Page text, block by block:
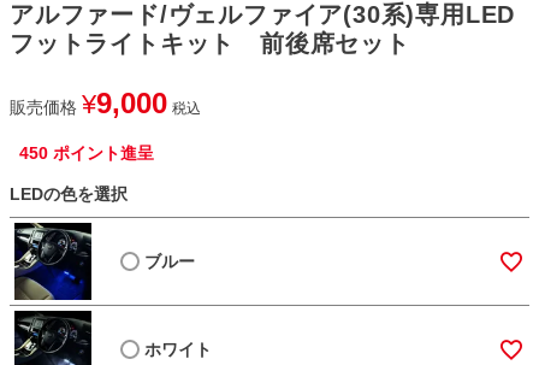
アルファード/ヴェルファイア(30系)専用LED
フットライトキット 前後席セット
販売価格 ¥9,000 税込
450 ポイント進呈
LEDの色を選択
ブルー
ホワイト